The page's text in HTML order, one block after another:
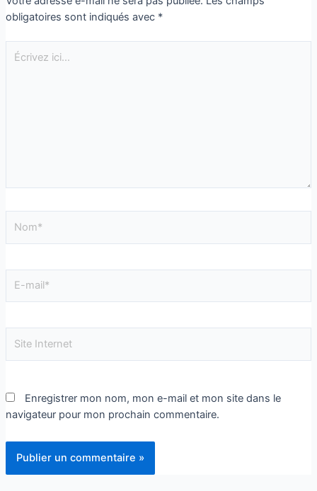
obligatoires sont indiqués avec *
Enregistrer mon nom, mon e-mail et mon site dans le
navigateur pour mon prochain commentaire.